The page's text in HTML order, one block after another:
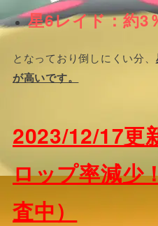
星6レイド：約3
となっており倒しにくい分、
が高いです。
2023/12/17更
ロップ率減少
査中）